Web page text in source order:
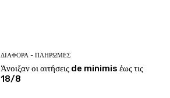
ΔΙΆΦΟΡΑ - ΠΛΗΡΩΜΈΣ
Άνοιξαν οι αιτήσεις de minimis έως τις
18/8